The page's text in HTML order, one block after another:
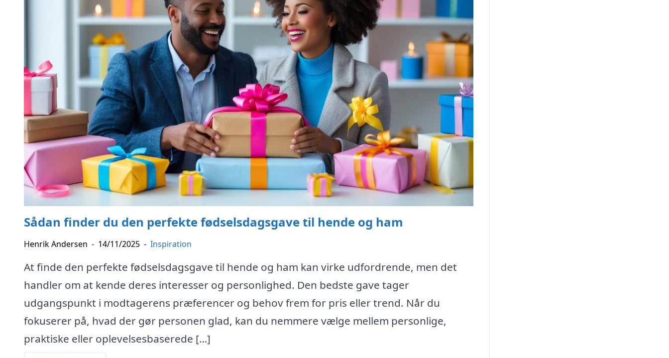
Sådan finder du den perfekte fødselsdagsgave til hende og ham
Henrik Andersen - 14/11/2025 - Inspiration
At finde den perfekte fødselsdagsgave til hende og ham kan virke udfordrende, men det
handler om at kende deres interesser og personlighed. Den bedste gave tager
udgangspunkt i modtagerens præferencer og behov frem for pris eller trend. Når du
fokuserer på, hvad der gør personen glad, kan du nemmere vælge mellem personlige,
praktiske eller oplevelsesbaserede […]